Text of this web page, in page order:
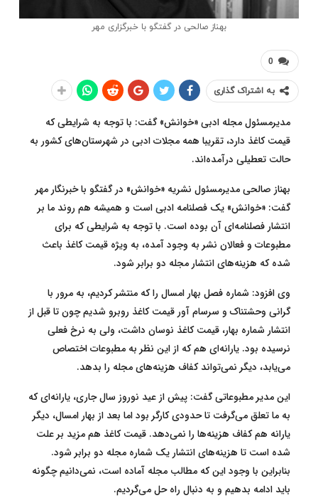
بهناز صالحی در گفتگو با خبرگزاری مهر
0
به اشتراک گذاری
مدیرمسئول مجله ادبی «خوانش» گفت: با توجه به شرایطی که
قیمت کاغذ دارد، تقریبا همه مجلات ادبی در شهرستان‌های کشور به
حالت تعطیلی درآمده‌اند.
بهناز صالحی مدیرمسئول نشریه «خوانش» در گفتگو با خبرنگار مهر
گفت: «خوانش» یک فصلنامه ادبی است و همیشه هم روند ما بر
انتشار فصلنامه‌ای آن بوده است. با توجه به شرایطی که برای
مطبوعات و فعالان نشر به وجود آمده، به ویژه قیمت کاغذ باعث
شده که هزینه‌های انتشار مجله دو برابر شود.
وی افزود: شماره فصل بهار امسال را که منتشر کردیم، به مرور با
گرانی وحشتناک و سرسام آور قیمت کاغذ روبرو شدیم چون تا قبل از
انتشار شماره بهار، قیمت کاغذ نوسان داشت، ولی به نرخ فعلی
نرسیده بود. یارانه‌ای هم که از این نظر به مطبوعات اختصاص
می‌یابد، دیگر نمی‌تواند کفاف هزینه‌های مجله را بدهد.
این مدیر مطبوعاتی گفت: پیش از عید نوروز سال جاری، یارانه‌ای که
به ما تعلق می‌گرفت تا حدودی کارگر بود اما بعد از بهار امسال، دیگر
یارانه هم کفاف هزینه‌ها را نمی‌دهد. قیمت کاغذ هم مزید بر علت
شده است تا هزینه‌های انتشار یک شماره مجله دو برابر شود.
بنابراین با وجود این که مطالب مجله آماده است، نمی‌دانیم چگونه
باید ادامه بدهیم و به دنبال راه حل می‌گردیم.